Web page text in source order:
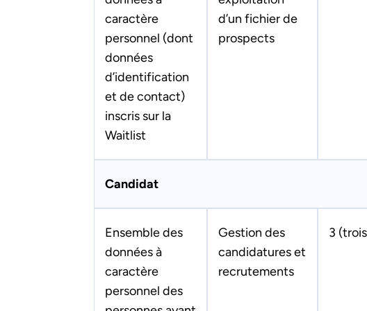
caractère
personnel (dont
données
d’identification
et de contact)
inscris sur la
Waitlist
d’un fichier de
prospects
Candidat
Ensemble des
données à
caractère
personnel des
Gestion des
candidatures et
recrutements
3